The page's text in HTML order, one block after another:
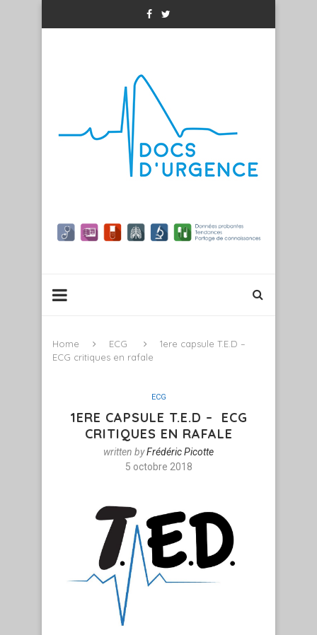
Home ECG
1ere capsule T.E.D –
ECG critiques en rafale
ECG
1ERE CAPSULE T.E.D – ECG
CRITIQUES EN RAFALE
written byFrédéric Picotte
5 octobre 2018